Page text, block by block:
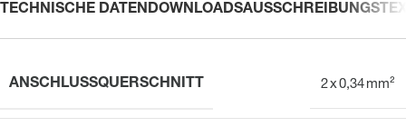
TECHNISCHE DATENDOWNLOADS
ANSCHLUSSQUERSCHNITT 2 x 0,34 mm²